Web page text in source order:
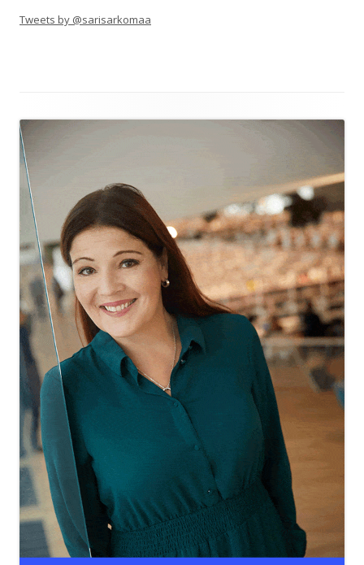
Tweets by @sarisarkomaa
sisältö